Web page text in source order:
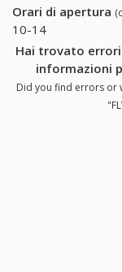
Orari di apertura
10-14
Hai trovato
informazioni
Did you find errors or